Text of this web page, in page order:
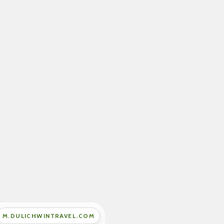
M.DULICHWINTRAVEL.COM